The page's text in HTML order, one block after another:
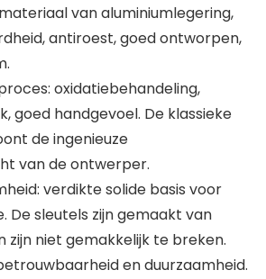
van aluminiumlegering,
antiroest, goed ontworpen,
oxidatiebehandeling,
goed handgevoel. De klassieke
de ingenieuze
van de ontwerper.
verdikte solide basis voor
De sleutels zijn gemaakt van
zijn niet gemakkelijk te breken.
en duurzaamheid.